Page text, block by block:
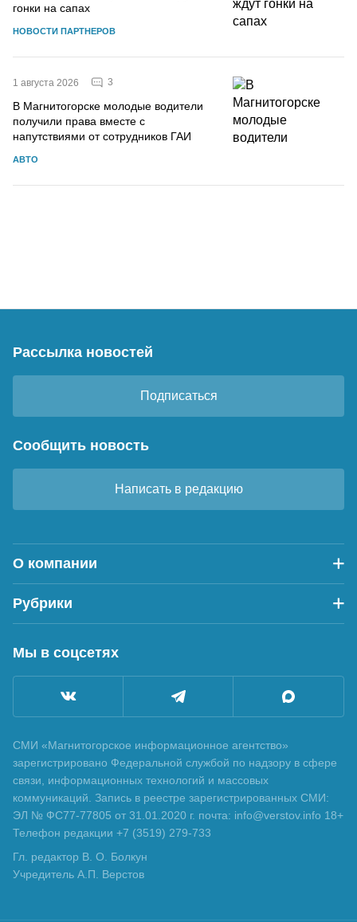
гонки на сапах
НОВОСТИ ПАРТНЕРОВ
1 августа 2026 3
В Магнитогорске молодые водители
получили права вместе с
напутствиями от сотрудников ГАИ
АВТО
Рассылка новостей
Подписаться
Сообщить новость
Написать в редакцию
О компании
Рубрики
Мы в соцсетях
СМИ «Магнитогорское информационное агентство»
зарегистрировано Федеральной службой по надзору в сфере
связи, информационных технологий и массовых
коммуникаций. Запись в реестре зарегистрированных СМИ:
ЭЛ № ФС77-77805 от 31.01.2020 г. почта: info@verstov.info 18+
Телефон редакции +7 (3519) 279-733
Гл. редактор В. О. Болкун
Учредитель А.П. Верстов